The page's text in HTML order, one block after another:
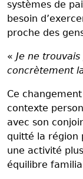
systèmes de
besoin
proche des
« Je ne trouvais
concrètement
Ce
contexte
avec son
quitté la région
une activité
équilibre